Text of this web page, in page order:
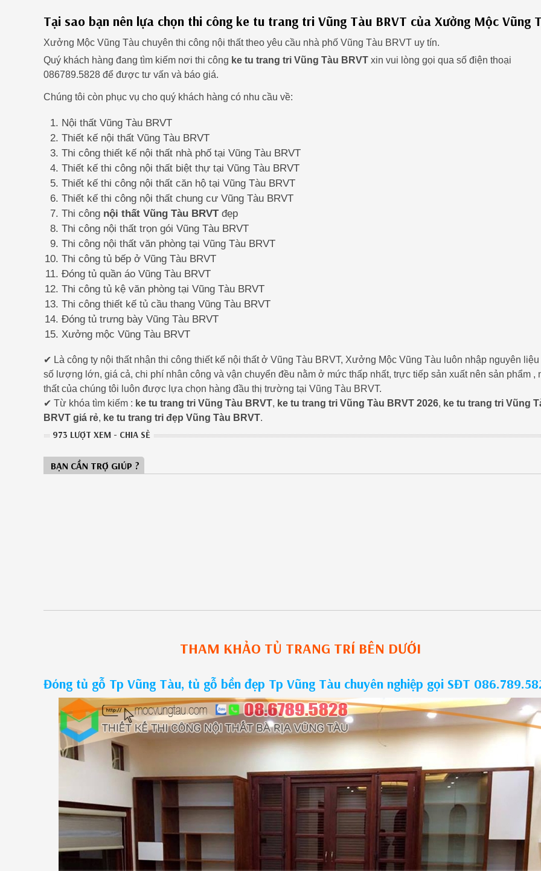
Tại sao bạn nên lựa chọn thi công ke tu trang tri Vũng Tàu BRVT của Xưởng Mộc Vũng
Xưởng Mộc Vũng Tàu chuyên thi công nội thất theo yêu cầu nhà phố Vũng Tàu BRVT uy tín.
Quý khách hàng đang tìm kiếm nơi thi công ke tu trang tri Vũng Tàu BRVT xin vui lòng gọi qua số điện thoại
086789.5828 để được tư vấn và báo giá.
Chúng tôi còn phục vụ cho quý khách hàng có nhu cầu về:
Nội thất Vũng Tàu BRVT
Thiết kế nội thất Vũng Tàu BRVT
Thi công thiết kế nội thất nhà phố tại Vũng Tàu BRVT
Thiết kế thi công nội thất biệt thự tại Vũng Tàu BRVT
Thiết kế thi công nội thất căn hộ tại Vũng Tàu BRVT
Thiết kế thi công nội thất chung cư Vũng Tàu BRVT
Thi công nội thất Vũng Tàu BRVTđẹp
Thi công nội thất trọn gói Vũng Tàu BRVT
Thi công nội thất văn phòng tại Vũng Tàu BRVT
Thi công tủ bếp ở Vũng Tàu BRVT
Đóng tủ quần áo Vũng Tàu BRVT
Thi công tủ kệ văn phòng tại Vũng Tàu BRVT
Thi công thiết kế tủ cầu thang Vũng Tàu BRVT
Đóng tủ trưng bày Vũng Tàu BRVT
Xưởng mộc Vũng Tàu BRVT
✔ Là công ty nội thất nhận thi công thiết kế nội thất ở Vũng Tàu BRVT, Xưởng Mộc Vũng Tàu luôn nhập nguyên
số lượng lớn, giá cả, chi phí nhân công và vận chuyển đều nằm ở mức thấp nhất, trực tiếp sản xuất nên sản phẩm ,
thất của chúng tôi luôn được lựa chọn hàng đầu thị trường tại Vũng Tàu BRVT.
✔ Từ khóa tìm kiếm : ke tu trang tri Vũng Tàu BRVT, ke tu trang tri Vũng Tàu BRVT 2026, ke tu trang tri Vũng
BRVT giá rẻ, ke tu trang tri đẹp Vũng Tàu BRVT.
973 LƯỢT XEM - CHIA SẺ
BẠN CẦN TRỢ GIÚP ?
THAM KHẢO TỦ TRANG TRÍBÊN DƯỚI
Đóng tủ gỗ Tp Vũng Tàu, tủ gỗ bền đẹp Tp Vũng Tàu chuyên nghiệp gọi SĐT